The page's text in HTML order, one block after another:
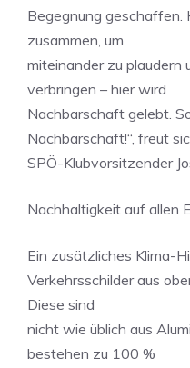
Begegnung geschaffen.
zusammen, um
miteinander zu plaudern
verbringen – hier wird
Nachbarschaft gelebt.
Nachbarschaft!“, freut
SPÖ-Klubvorsitzender
Nachhaltigkeit auf allen
Ein zusätzliches Klima-
Verkehrsschilder aus
Diese sind
nicht wie üblich aus
bestehen zu 100 %